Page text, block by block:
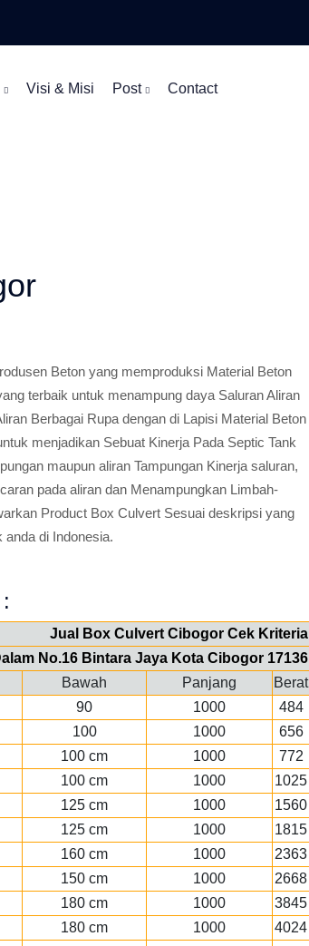
Visi & Misi Post Contact
Beton yang memproduksi Material Beton
terbaik untuk menampung daya Saluran Aliran
Berbagai Rupa dengan di Lapisi Material Beton
menjadikan Sebuat Kinerja Pada Septic Tank
maupun aliran Tampungan Kinerja saluran,
pada aliran dan Menampungkan Limbah-
Product Box Culvert Sesuai deskripsi yang
anda di Indonesia.
Jual Box Culvert Cibogor Cek Kriteria
No.16 Bintara Jaya Kota Cibogor 17136
Bawah Panjang
Berat
90 1000
484
100 1000
656
100 cm 1000
772
100 cm 1000
1025
125 cm 1000
1560
125 cm 1000
1815
160 cm 1000
2363
150 cm 1000
2668
180 cm 1000
3845
180 cm 1000
4024